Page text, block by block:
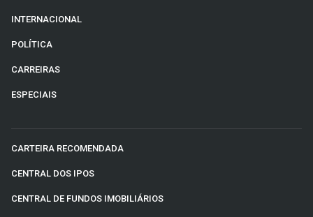
INTERNACIONAL
POLÍTICA
CARREIRAS
ESPECIAIS
CARTEIRA RECOMENDADA
CENTRAL DOS IPOS
CENTRAL DE FUNDOS IMOBILIÁRIOS